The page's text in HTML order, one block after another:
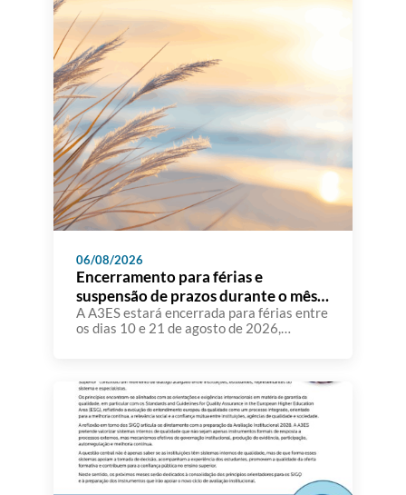
06/08/2026
Encerramento para férias e
suspensão de prazos durante o mês
de agosto
A A3ES estará encerrada para férias entre
os dias 10 e 21 de agosto de 2026,
têm comunicado à A3ES que, durante o
mês de agosto, uma parte significativa dos
seus docentes e demais recursos humanos
se […]